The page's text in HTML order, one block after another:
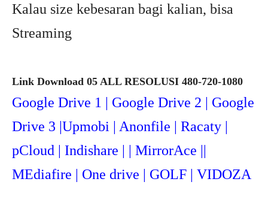
Kalau size kebesaran bagi kalian, bisa
Streaming
Link Download 05 ALL RESOLUSI 480-720-1080
Google Drive 1 | Google Drive 2 | Google
Drive 3 |Upmobi | Anonfile | Racaty |
pCloud | Indishare | | MirrorAce ||
MEdiafire | One drive | GOLF | VIDOZA